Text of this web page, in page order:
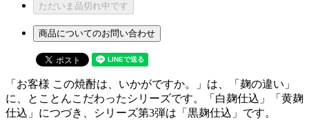
ただいま品切れ中です
商品についてのお問い合わせ
「お客様 この焼酎は、いかがですか。」は、「麹の違い」
に、とことんこだわったシリーズです。「白麹仕込」「黄麹
仕込」につづき、シリーズ第3弾は「黒麹仕込」です。